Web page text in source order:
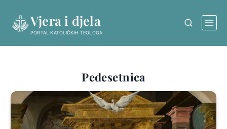
content
Vjera i djela
PORTAL KATOLIČKIH TEOLOGA
Pedesetnica